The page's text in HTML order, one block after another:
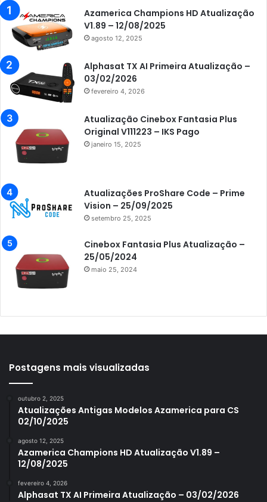
Azamerica
Azamerica Beats
Azamerica Champions
Azamerica Champions IPTV
Azamerica Extremo IPTV
Azamerica F92 Plus
Azamerica Gold
Azamerica i7 IPTV
Azamerica King
Azamerica King GX PRO
Azamerica King IPTV
Azamerica Mobi
Azamerica S1005
Azamerica S1006 Plus
Azamerica S1007 New
Azamerica S1009
Azamerica Champions HD Atualização
V1.89 – 12/08/2025
agosto 12, 2025
Alphasat TX AI Primeira Atualização –
03/02/2026
fevereiro 4, 2026
Atualização Cinebox Fantasia Plus
Original V111223 – IKS Pago
janeiro 15, 2025
Atualizações ProShare Code – Prime
Vision – 25/09/2025
setembro 25, 2025
Cinebox Fantasia Plus Atualização –
25/05/2024
maio 25, 2024
Postagens mais visualizadas
outubro 2, 2025
Atualizações Antigas Modelos Azamerica para CS
02/10/2025
agosto 12, 2025
Azamerica Champions HD Atualização V1.89 –
12/08/2025
fevereiro 4, 2026
Alphasat TX AI Primeira Atualização – 03/02/2026